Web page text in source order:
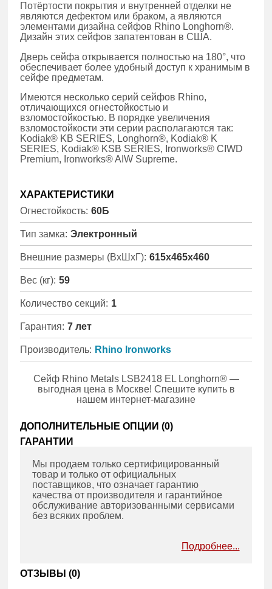
Потёртости покрытия и внутренней отделки не
являются дефектом или браком, а являются
элементами дизайна сейфов Rhino Longhorn®.
Дизайн этих сейфов запатентован в США.
Дверь сейфа открывается полностью на 180°, что
обеспечивает более удобный доступ к хранимым в
сейфе предметам.
Имеются несколько серий сейфов Rhino,
отличающихся огнестойкостью и
взломостойкостью. В порядке увеличения
взломостойкости эти серии располагаются так:
Kodiak® KB SERIES, Longhorn®, Kodiak® K
SERIES, Kodiak® KSB SERIES, Ironworks® CIWD
Premium, Ironworks® AIW Supreme.
ХАРАКТЕРИСТИКИ
Огнестойкость: 60Б
Тип замка: Электронный
Внешние размеры (ВхШхГ): 615x465x460
Вес (кг): 59
Количество секций: 1
Гарантия: 7 лет
Производитель: Rhino Ironworks
Сейф Rhino Metals LSB2418 EL Longhorn® —
выгодная цена в Москве! Спешите купить в
нашем интернет-магазине
ДОПОЛНИТЕЛЬНЫЕ ОПЦИИ (0)
ГАРАНТИИ
Мы продаем только сертифицированный
товар и только от официальных
поставщиков, что означает гарантию
качества от производителя и гарантийное
обслуживание авторизованными сервисами
без всяких проблем.
Подробнее...
ОТЗЫВЫ (0)